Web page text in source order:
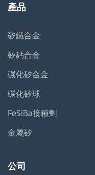
產品
矽鐵合金
矽鈣合金
碳化矽合金
碳化矽球
FeSiBa接種劑
金屬矽
公司